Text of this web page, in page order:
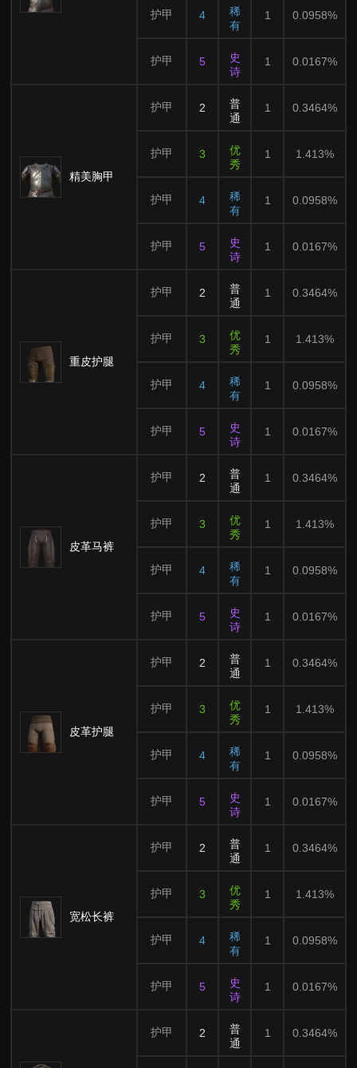
护甲 4
稀
有
1 0.0958%
护甲 5
史
诗
1 0.0167%
精美胸甲
护甲 2
普
通
1 0.3464%
护甲 3
优
秀
1 1.413%
护甲 4
稀
有
1 0.0958%
护甲 5
史
诗
1 0.0167%
重皮护腿
护甲 2
普
通
1 0.3464%
护甲 3
优
秀
1 1.413%
护甲 4
稀
有
1 0.0958%
护甲 5
史
诗
1 0.0167%
皮革马裤
护甲 2
普
通
1 0.3464%
护甲 3
优
秀
1 1.413%
护甲 4
稀
有
1 0.0958%
护甲 5
史
诗
1 0.0167%
皮革护腿
护甲 2
普
通
1 0.3464%
护甲 3
优
秀
1 1.413%
护甲 4
稀
有
1 0.0958%
护甲 5
史
诗
1 0.0167%
宽松长裤
护甲 2
普
通
1 0.3464%
护甲 3
优
秀
1 1.413%
护甲 4
稀
有
1 0.0958%
护甲 5
史
诗
1 0.0167%
护甲 2
普
通
1 0.3464%